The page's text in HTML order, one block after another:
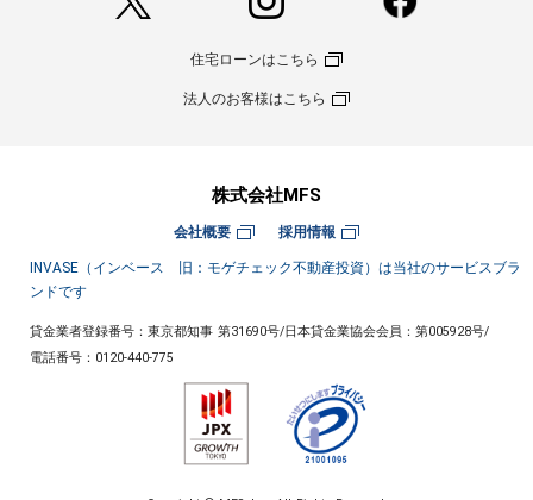
住宅ローンはこちら
法人のお客様はこちら
株式会社MFS
会社概要 採用情報
INVASE（インベース 旧：モゲチェック不動産投資）は当社のサービスブラ
ンドです
貸金業者登録番号：東京都知事 第31690号/日本貸金業協会会員：第005928号/
電話番号： 0120-440-775